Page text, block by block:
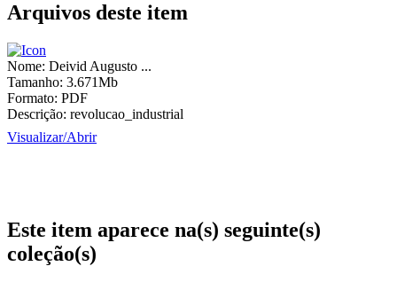
Arquivos deste item
Nome: Deivid Augusto ...
Tamanho: 3.671Mb
Formato: PDF
Descrição: revolucao_industrial
Visualizar/Abrir
Este item aparece na(s) seguinte(s)
coleção(s)